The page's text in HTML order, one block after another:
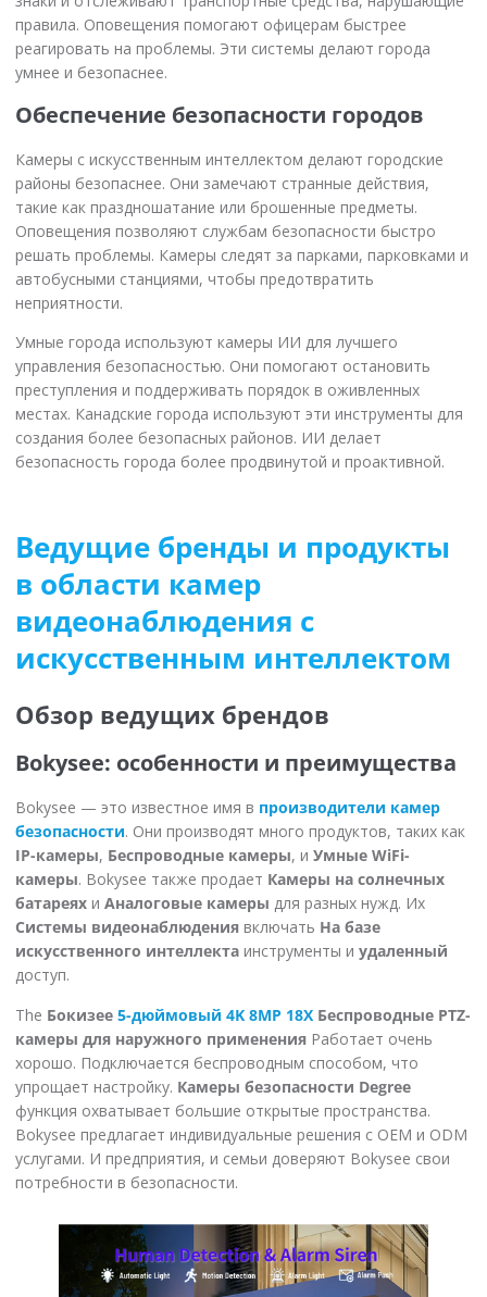
правила. Оповещения помогают офицерам быстрее
реагировать на проблемы. Эти системы делают города
умнее и безопаснее.
Обеспечение безопасности городов
Камеры с искусственным интеллектом делают городские
районы безопаснее. Они замечают странные действия,
такие как праздношатание или брошенные предметы.
Оповещения позволяют службам безопасности быстро
решать проблемы. Камеры следят за парками, парковками и
автобусными станциями, чтобы предотвратить
неприятности.
Умные города используют камеры ИИ для лучшего
управления безопасностью. Они помогают остановить
преступления и поддерживать порядок в оживленных
местах. Канадские города используют эти инструменты для
создания более безопасных районов. ИИ делает
безопасность города более продвинутой и проактивной.
Ведущие бренды и продукты
в области камер
видеонаблюдения с
искусственным интеллектом
Обзор ведущих брендов
Bokysee: особенности и преимущества
Bokysee — это известное имя в производители камер
безопасности. Они производят много продуктов, таких как
IP-камеры, Беспроводные камеры, и Умные WiFi-
камеры. Bokysee также продает Камеры на солнечных
батареях и Аналоговые камеры для разных нужд. Их
Системы видеонаблюдения включать На базе
искусственного интеллекта инструменты и удаленный
доступ.
The Бокизее 5-дюймовый 4K 8MP 18X Беспроводные PTZ-
камеры для наружного применения Работает очень
хорошо. Подключается беспроводным способом, что
упрощает настройку. Камеры безопасности Degree
функция охватывает большие открытые пространства.
Bokysee предлагает индивидуальные решения с OEM и ODM
услугами. И предприятия, и семьи доверяют Bokysee свои
потребности в безопасности.